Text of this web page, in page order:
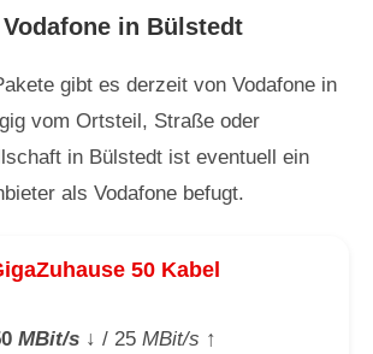
in Bülstedt
gibt es derzeit von Vodafone in
vom Ortsteil, Straße oder
in Bülstedt ist eventuell ein
als Vodafone befugt.
50 Kabel
MBit/s ↓ / 25 MBit/s ↑